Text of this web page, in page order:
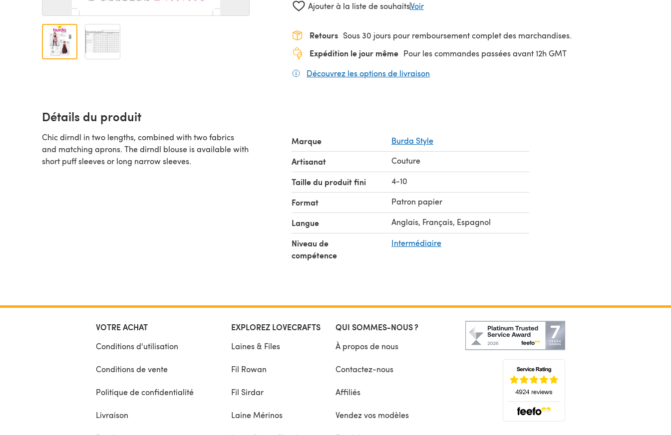
Ajouter à la liste de souhaitsVoir
Retours Sous 30 jours pour remboursement complet des marchandises.
Expédition le jour même Pour les commandes passées avant 12h GMT
Découvrez les options de livraison
Détails du produit
Chic dirndl in two lengths, combined with two fabrics
and matching aprons. The dirndl blouse is available with
short puff sleeves or long narrow sleeves.
Marque Burda Style
Artisanat Couture
Taille du produit fini 4-10
Format Patron papier
Langue Anglais, Français, Espagnol
Niveau de
compétence
Intermédiaire
VOTRE ACHAT
Conditions d'utilisation
Conditions de vente
Politique de confidentialité
Livraison
EXPLOREZ LOVECRAFTS
Laines & Files
Fil Rowan
Fil Sirdar
Laine Mérinos
QUI SOMMES-NOUS ?
À propos de nous
Contactez-nous
Affiliés
Vendez vos modèles